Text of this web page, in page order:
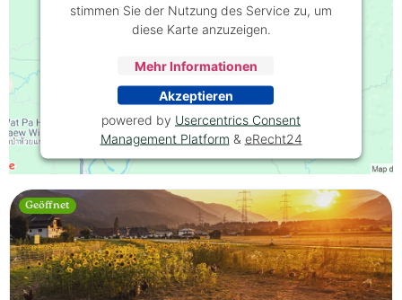
Geöffnet
stimmen Sie der Nutzung des Service zu, um
diese Karte anzuzeigen.
Mehr Informationen
Akzeptieren
powered by Usercentrics Consent
Management Platform & eRecht24